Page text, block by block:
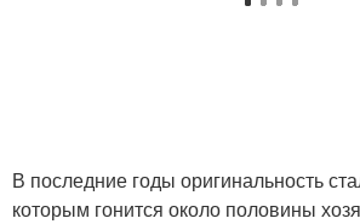
В последние годы оригинальность
которым гонится около половины